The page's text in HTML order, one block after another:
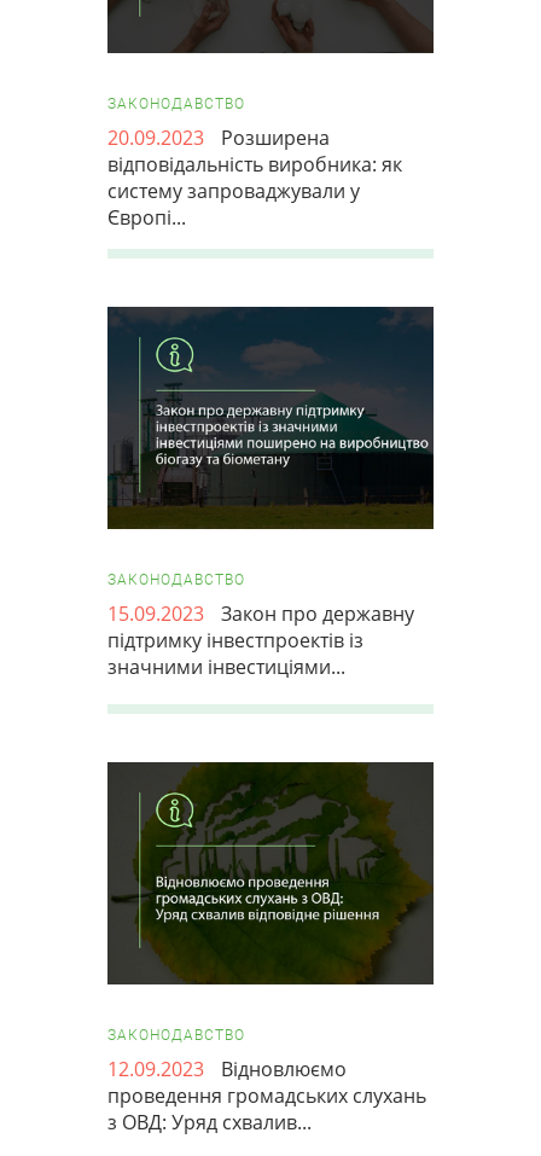
ЗАКОНОДАВСТВО
20.09.2023
Розширена
відповідальність виробника: як
систему запроваджували у
Європі...
ЗАКОНОДАВСТВО
15.09.2023
Закон про державну
підтримку інвестпроектів із
значними інвестиціями...
ЗАКОНОДАВСТВО
12.09.2023
Відновлюємо
проведення громадських слухань
з ОВД: Уряд схвалив...